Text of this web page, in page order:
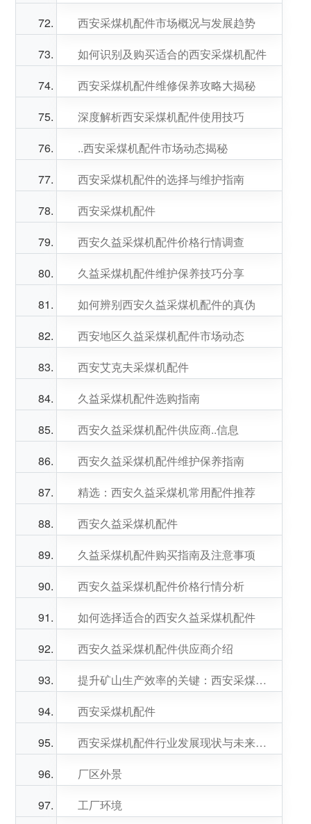
西安采煤机配件市场概况与发展趋势
如何识别及购买适合的西安采煤机配件
西安采煤机配件维修保养攻略大揭秘
深度解析西安采煤机配件使用技巧
..西安采煤机配件市场动态揭秘
西安采煤机配件的选择与维护指南
西安采煤机配件
西安久益采煤机配件价格行情调查
久益采煤机配件维护保养技巧分享
如何辨别西安久益采煤机配件的真伪
西安地区久益采煤机配件市场动态
西安艾克夫采煤机配件
久益采煤机配件选购指南
西安久益采煤机配件供应商..信息
西安久益采煤机配件维护保养指南
精选：西安久益采煤机常用配件推荐
西安久益采煤机配件
久益采煤机配件购买指南及注意事项
西安久益采煤机配件价格行情分析
如何选择适合的西安久益采煤机配件
西安久益采煤机配件供应商介绍
提升矿山生产效率的关键：西安采煤机配件选购技巧
西安采煤机配件
西安采煤机配件行业发展现状与未来展望
厂区外景
工厂环境